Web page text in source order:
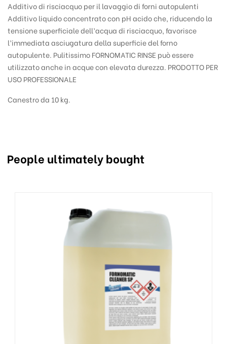
Additivo di risciacquo per il lavaggio di forni autopulenti
Additivo liquido concentrato con pH acido che, riducendo la
tensione superficiale dell’acqua di risciacquo, favorisce
l’immediata asciugatura della superficie del forno
autopulente. Pulitissimo FORNOMATIC RINSE può essere
utilizzato anche in acque con elevata durezza. PRODOTTO PER
USO PROFESSIONALE
Canestro da 10 kg.
People ultimately bought